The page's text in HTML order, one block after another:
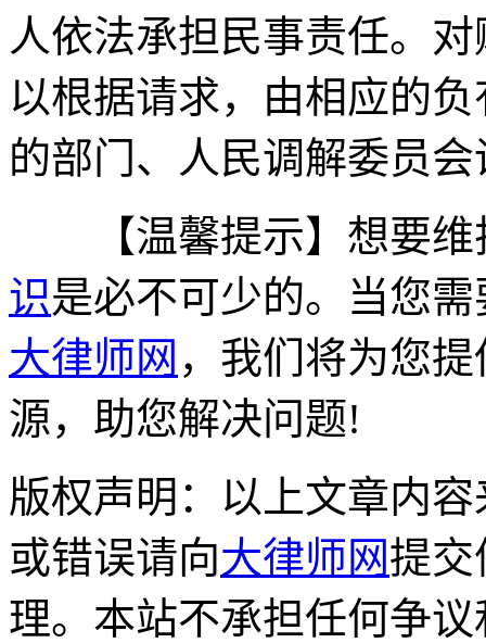
人依法承担民事责任。
以根据请求，由相应的
的部门、人民调解委员
【温馨提示】想要维
识是必不可少的。当您
大律师网 ，我们将为您
源，助您解决问题!
版权声明：以上文章内
或错误请向大律师网提交
理。本站不承担任何争